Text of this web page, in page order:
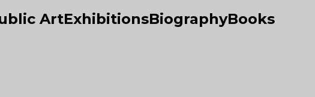
ArtExhibitionsBiographyBooks